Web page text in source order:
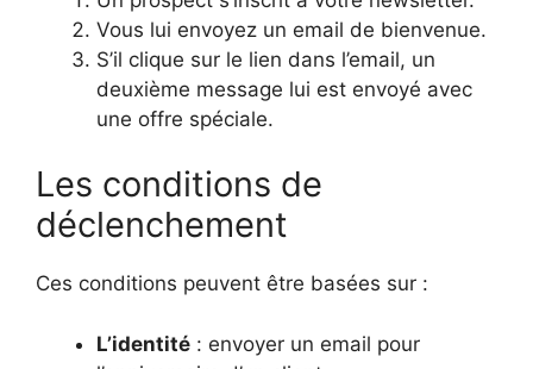
Vous lui envoyez un email de bienvenue.
S’il clique sur le lien dans l’email, un
deuxième message lui est envoyé avec
une offre spéciale.
Les conditions de
déclenchement
Ces conditions peuvent être basées sur :
L’identité : envoyer un email pour